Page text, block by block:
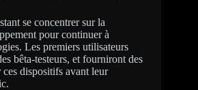
se concentrer sur la
pour continuer à
Les premiers utilisateurs
bêta-testeurs, et fourniront des
dispositifs avant leur